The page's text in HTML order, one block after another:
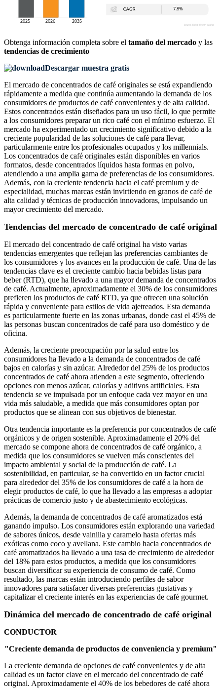
Obtenga información completa sobre el tamaño del mercado y las
tendencias de crecimiento
Descargar muestra gratis
El mercado de concentrados de café originales se está expandiendo
rápidamente a medida que continúa aumentando la demanda de los
consumidores de productos de café convenientes y de alta calidad.
Estos concentrados están diseñados para un uso fácil, lo que permite
a los consumidores preparar un rico café con el mínimo esfuerzo. El
mercado ha experimentado un crecimiento significativo debido a la
creciente popularidad de las soluciones de café para llevar,
particularmente entre los profesionales ocupados y los millennials.
Los concentrados de café originales están disponibles en varios
formatos, desde concentrados líquidos hasta formas en polvo,
atendiendo a una amplia gama de preferencias de los consumidores.
Además, con la creciente tendencia hacia el café premium y de
especialidad, muchas marcas están invirtiendo en granos de café de
alta calidad y técnicas de producción innovadoras, impulsando un
mayor crecimiento del mercado.
Tendencias del mercado de concentrado de café original
El mercado del concentrado de café original ha visto varias
tendencias emergentes que reflejan las preferencias cambiantes de
los consumidores y los avances en la producción de café. Una de las
tendencias clave es el creciente cambio hacia bebidas listas para
beber (RTD), que ha llevado a una mayor demanda de concentrados
de café. Actualmente, aproximadamente el 30% de los consumidores
prefieren los productos de café RTD, ya que ofrecen una solución
rápida y conveniente para estilos de vida ajetreados. Esta demanda
es particularmente fuerte en las zonas urbanas, donde casi el 45% de
las personas buscan concentrados de café para uso doméstico y de
oficina.
Además, la creciente preocupación por la salud entre los
consumidores ha llevado a la demanda de concentrados de café
bajos en calorías y sin azúcar. Alrededor del 25% de los productos
concentrados de café ahora atienden a este segmento, ofreciendo
opciones con menos azúcar, calorías y aditivos artificiales. Esta
tendencia se ve impulsada por un enfoque cada vez mayor en una
vida más saludable, a medida que más consumidores optan por
productos que se alinean con sus objetivos de bienestar.
Otra tendencia importante es la preferencia por concentrados de café
orgánicos y de origen sostenible. Aproximadamente el 20% del
mercado se compone ahora de concentrados de café orgánico, a
medida que los consumidores se vuelven más conscientes del
impacto ambiental y social de la producción de café. La
sostenibilidad, en particular, se ha convertido en un factor crucial
para alrededor del 35% de los consumidores de café a la hora de
elegir productos de café, lo que ha llevado a las empresas a adoptar
prácticas de comercio justo y de abastecimiento ecológicas.
Además, la demanda de concentrados de café aromatizados está
ganando impulso. Los consumidores están explorando una variedad
de sabores únicos, desde vainilla y caramelo hasta ofertas más
exóticas como coco y avellana. Este cambio hacia concentrados de
café aromatizados ha llevado a una tasa de crecimiento de alrededor
del 18% para estos productos, a medida que los consumidores
buscan diversificar su experiencia de consumo de café. Como
resultado, las marcas están introduciendo perfiles de sabor
innovadores para satisfacer diversas preferencias gustativas y
capitalizar el creciente interés en las experiencias de café gourmet.
Dinámica del mercado de concentrado de café original
CONDUCTOR
"Creciente demanda de productos de conveniencia y premium"
La creciente demanda de opciones de café convenientes y de alta
calidad es un factor clave en el mercado del concentrado de café
original. Aproximadamente el 40% de los bebedores de café ahora